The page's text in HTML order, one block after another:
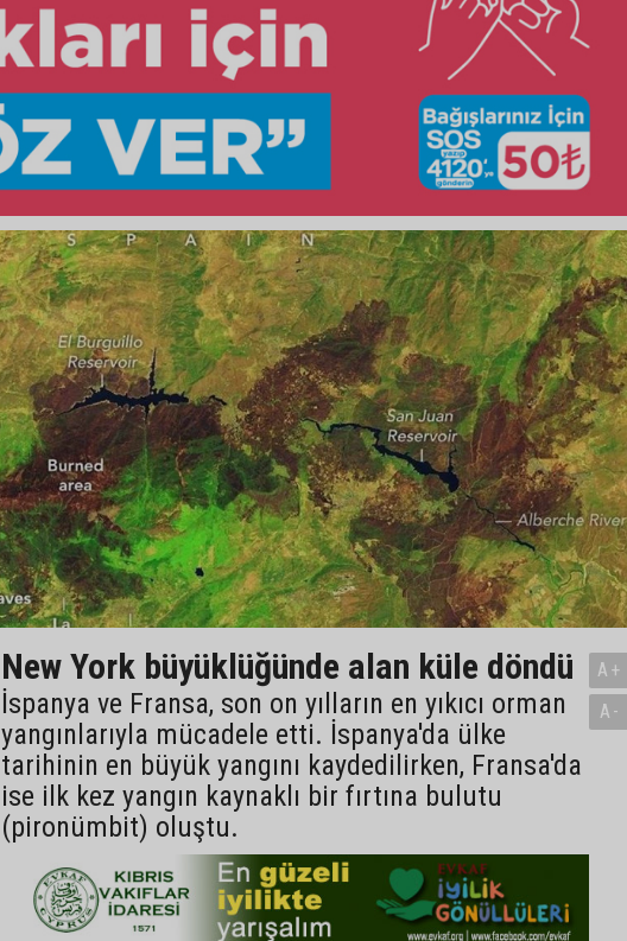
New York büyüklüğünde alan küle döndü
İspanya ve Fransa, son on yılların en yıkıcı orman
yangınlarıyla mücadele etti. İspanya'da ülke
tarihinin en büyük yangını kaydedilirken, Fransa'da
ise ilk kez yangın kaynaklı bir fırtına bulutu
(pironümbit) oluştu.
A+
A-